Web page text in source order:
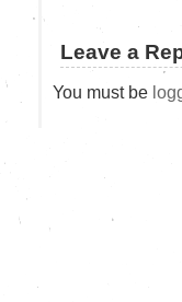
Leave a
You must be